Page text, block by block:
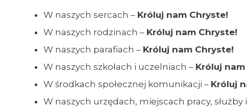
W naszych sercach – Króluj nam Chryste!
W naszych rodzinach – Króluj nam Chryste!
W naszych parafiach – Króluj nam Chryste!
W naszych szkołach i uczelniach – Króluj
W środkach społecznej komunikacji – Króluj
W naszych urzędach, miejscach pracy, służby